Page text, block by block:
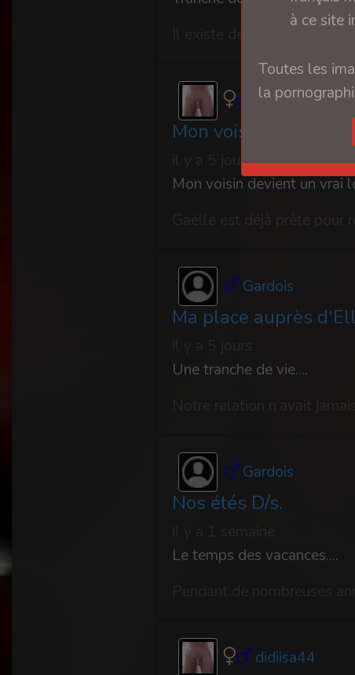
didiisa44
Mon voisin
il y a 5 jours
Gardois
Ma place auprès
Une tranche de vie....
Gardois
Nos étés D/s.
Le temps des vacances....
didiisa44
à ce site
Toutes les
la